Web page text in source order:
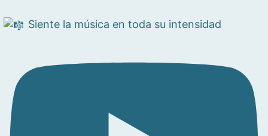
Siente la música en toda su intensidad